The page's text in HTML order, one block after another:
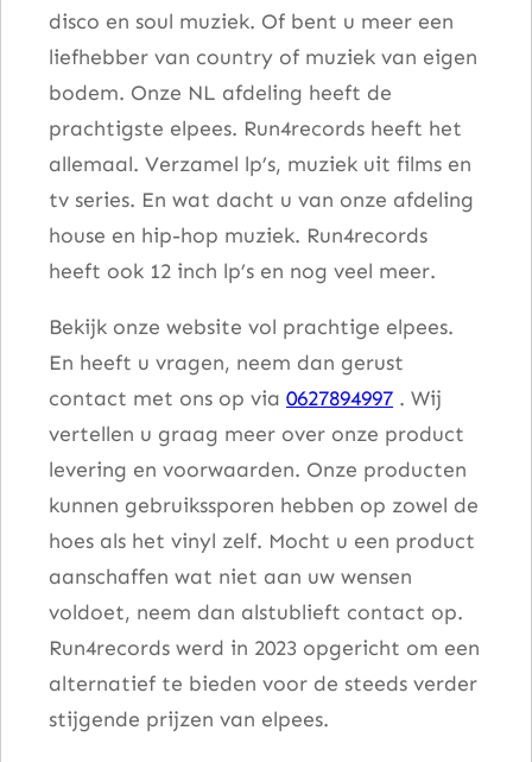
disco en soul muziek. Of bent u meer een
liefhebber van country of muziek van eigen
bodem. Onze NL afdeling heeft de
prachtigste elpees. Run4records heeft het
allemaal. Verzamel lp’s, muziek uit films en
tv series. En wat dacht u van onze afdeling
house en hip-hop muziek. Run4records
heeft ook 12 inch lp’s en nog veel meer.
Bekijk onze website vol prachtige elpees.
En heeft u vragen, neem dan gerust
contact met ons op via 0627894997 . Wij
vertellen u graag meer over onze product
levering en voorwaarden. Onze producten
kunnen gebruikssporen hebben op zowel de
hoes als het vinyl zelf. Mocht u een product
aanschaffen wat niet aan uw wensen
voldoet, neem dan alstublieft contact op.
Run4records werd in 2023 opgericht om een
alternatief te bieden voor de steeds verder
stijgende prijzen van elpees.